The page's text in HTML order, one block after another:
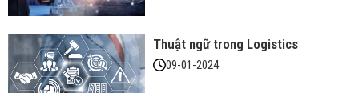
Thuật ngữ trong Logistics
09-01-2024